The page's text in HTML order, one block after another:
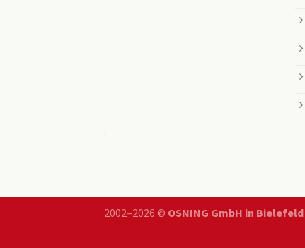
.
2002–2026 © OSNING GmbH in Bielefeld